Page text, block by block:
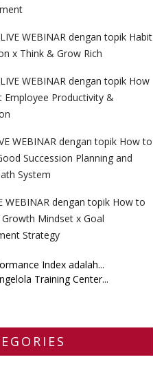
WEBINAR dengan topik Habit
x Think & Grow Rich
WEBINAR dengan topik How
Productivity &
WEBINAR dengan topik How to
Succession Planning and
System
WEBINAR dengan topik How to
Mindset x Goal
Strategy
Index adalah...
Training Center...